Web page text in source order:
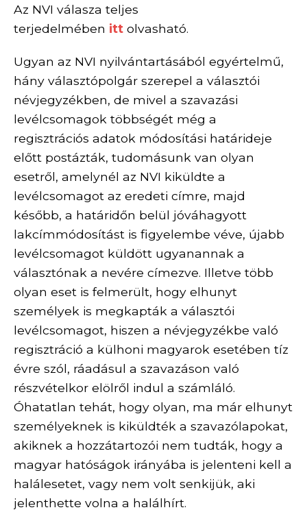
Az NVI válasza teljes
terjedelmében itt olvasható.
Ugyan az NVI nyilvántartásából egyértelmű,
hány választópolgár szerepel a választói
névjegyzékben, de mivel a szavazási
levélcsomagok többségét még a
regisztrációs adatok módosítási határideje
előtt postázták, tudomásunk van olyan
esetről, amelynél az NVI kiküldte a
levélcsomagot az eredeti címre, majd
később, a határidőn belül jóváhagyott
lakcímmódosítást is figyelembe véve, újabb
levélcsomagot küldött ugyanannak a
választónak a nevére címezve. Illetve több
olyan eset is felmerült, hogy elhunyt
személyek is megkapták a választói
levélcsomagot, hiszen a névjegyzékbe való
regisztráció a külhoni magyarok esetében tíz
évre szól, ráadásul a szavazáson való
részvételkor elölről indul a számláló.
Óhatatlan tehát, hogy olyan, ma már elhunyt
személyeknek is kiküldték a szavazólapokat,
akiknek a hozzátartozói nem tudták, hogy a
magyar hatóságok irányába is jelenteni kell a
halálesetet, vagy nem volt senkijük, aki
jelenthette volna a halálhírt.